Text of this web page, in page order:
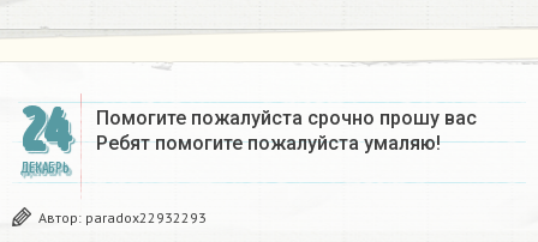
24
ДЕКАБРЬ
Помогите пожалуйста срочно прошу вас
Ребят помогите пожалуйста умаляю! ​
Автор: paradox22932293